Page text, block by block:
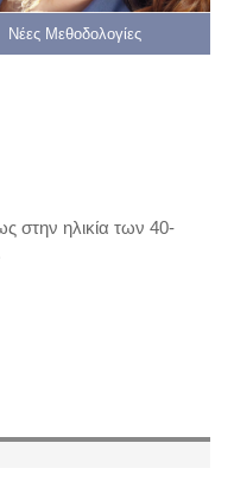
Νέες Μεθοδολογίες
στην ηλικία των 40-